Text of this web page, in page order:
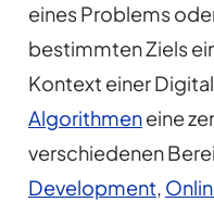
eines Problems
bestimmten Ziels
Kontext einer
Algorithmeneine
verschiedenen
Development,